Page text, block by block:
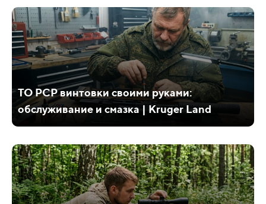
ТО PCP винтовки своими руками:
обслуживание и смазка | Kruger Land